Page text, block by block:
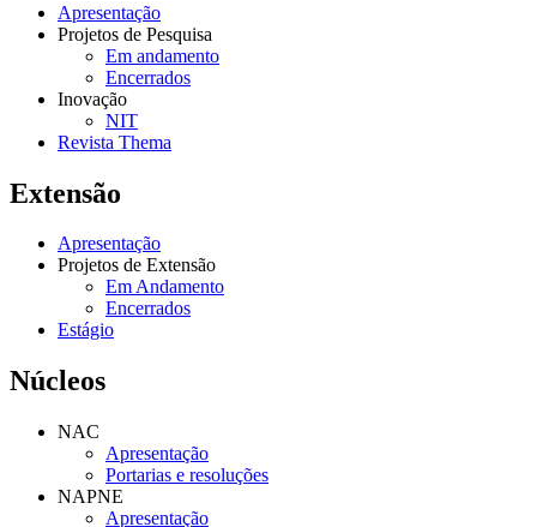
Apresentação
Projetos de Pesquisa
Em andamento
Encerrados
Inovação
NIT
Revista Thema
Extensão
Apresentação
Projetos de Extensão
Em Andamento
Encerrados
Estágio
Núcleos
NAC
Apresentação
Portarias e resoluções
NAPNE
Apresentação